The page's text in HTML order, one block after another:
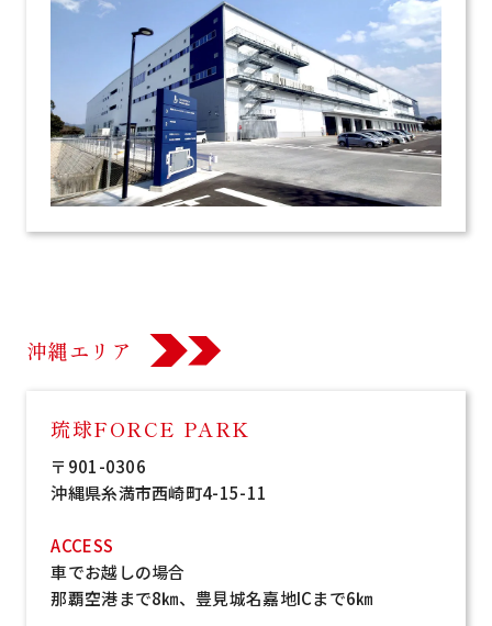
沖縄エリア
琉球FORCE PARK
〒901-0306
沖縄県糸満市西崎町4-15-11
ACCESS
車でお越しの場合
那覇空港まで8㎞、豊見城名嘉地ICまで6㎞